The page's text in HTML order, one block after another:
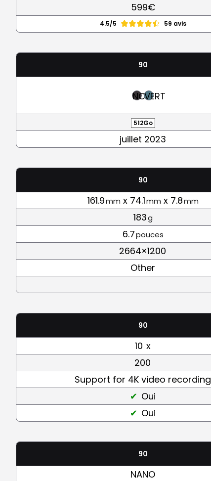
599€
4.5/5 59 avis
90
NOIRVERT
512Go
juillet 2023
90
161.9mm x 74.1mm x 7.8mm
183g
6.7pouces
2664×1200
Other
90
10 x
200
Support for 4K video recording
Oui
Oui
90
NANO